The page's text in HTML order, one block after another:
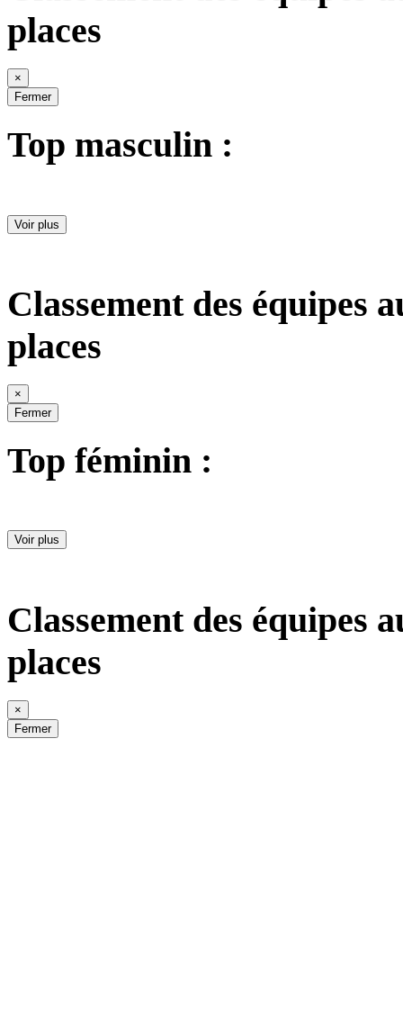
places
×
Fermer
Top masculin :
Voir plus
Classement des équipes
places
×
Fermer
Top féminin :
Voir plus
Classement des équipes
places
×
Fermer